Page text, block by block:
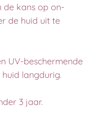
de kans op on­
de huid uit te
UV-­beschermende
langdurig.
3 jaar.